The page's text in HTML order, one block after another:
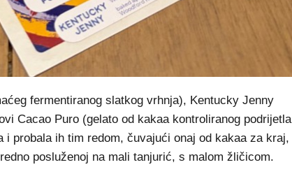
fermentiranog slatkog vrhnja), Kentucky Jenny
Cacao Puro (gelato od kakaa kontroliranog podrijetla
probala ih tim redom, čuvajući onaj od kakaa za kraj,
posluženoj na mali tanjurić, s malom žličicom.